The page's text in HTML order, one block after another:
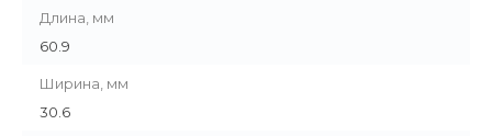
Длина, мм
60.9
Ширина, мм
30.6